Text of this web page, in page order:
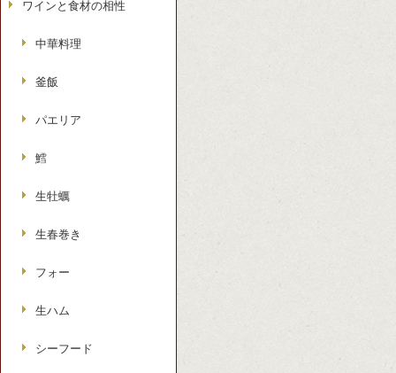
ワインと食材の相性
中華料理
釜飯
パエリア
鱈
生牡蠣
生春巻き
フォー
生ハム
シーフード